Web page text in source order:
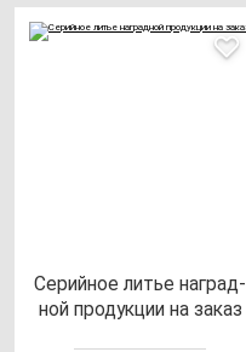
Серий­ное литье наг­рад­
ной про­дук­ции на за­каз